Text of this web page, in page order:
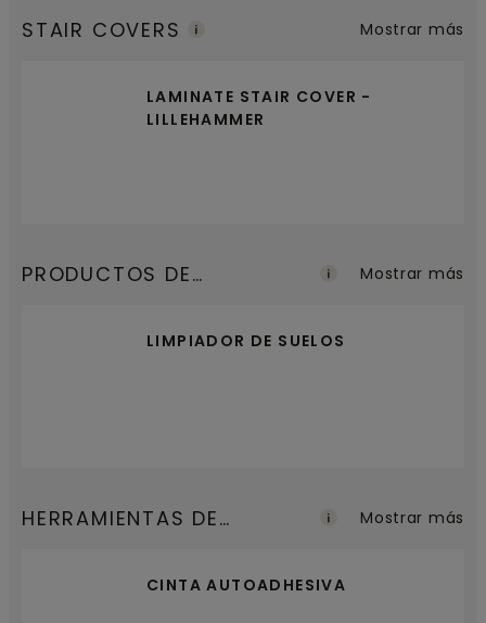
STAIR COVERS
LAMINATE STAIR COVER -
LILLEHAMMER
Mostrar más
PRODUCTOS DE
LIMPIADOR DE SUELOS
Mostrar más
HERRAMIENTAS DE
CINTA AUTOADHESIVA
Mostrar más